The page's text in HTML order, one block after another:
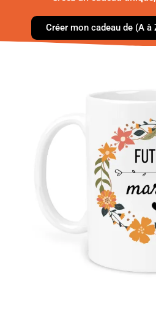
Créer mon cadeau de (A à
Mug
EVJF
–